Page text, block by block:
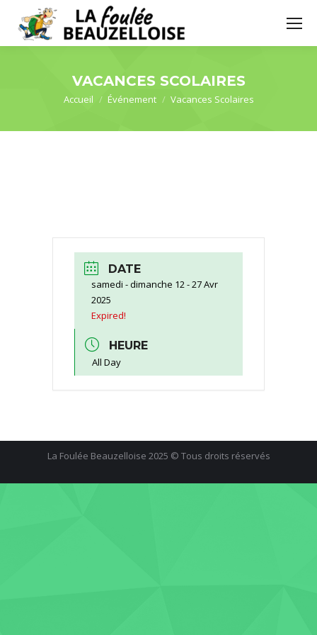
VACANCES SCOLAIRES
Vous êtes ici :
Accueil Événement Vacances Scolaires
DATE
samedi - dimanche 12 - 27 Avr
2025
Expired!
HEURE
All Day
La Foulée Beauzelloise 2025 © Tous droits réservés